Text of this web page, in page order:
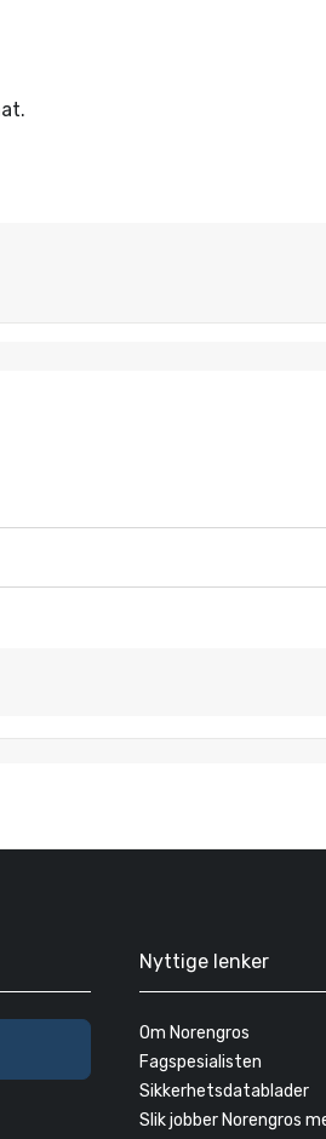
Nyttige lenker
Om Norengros
Fagspesialisten
Sikkerhetsdatablader
Slik jobber Norengros